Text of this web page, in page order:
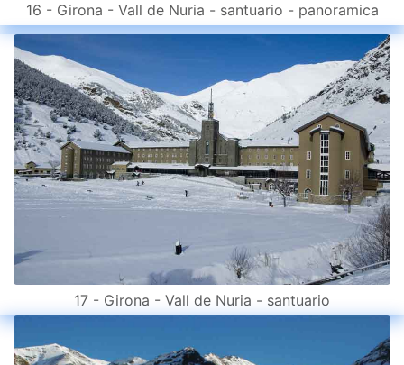
16 - Girona - Vall de Nuria - santuario - panoramica
17 - Girona - Vall de Nuria - santuario